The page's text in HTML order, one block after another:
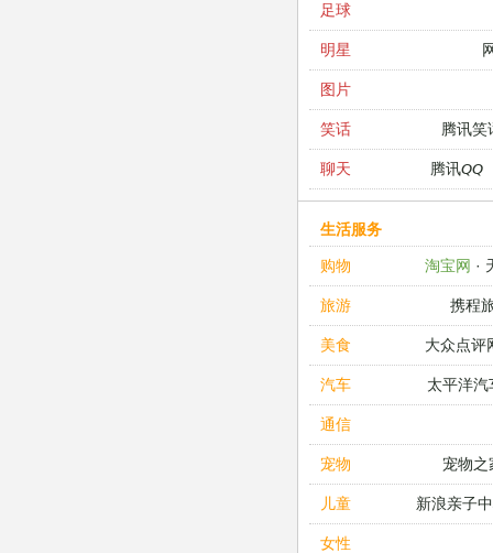
足球
明星
图片
笑话 腾讯笑
聊天 腾讯QQ
生活服务
购物
淘宝网 ·
旅游 携程
美食 大众点评
汽车 太平洋汽
通信
宠物 宠物之
儿童 新浪亲子
女性